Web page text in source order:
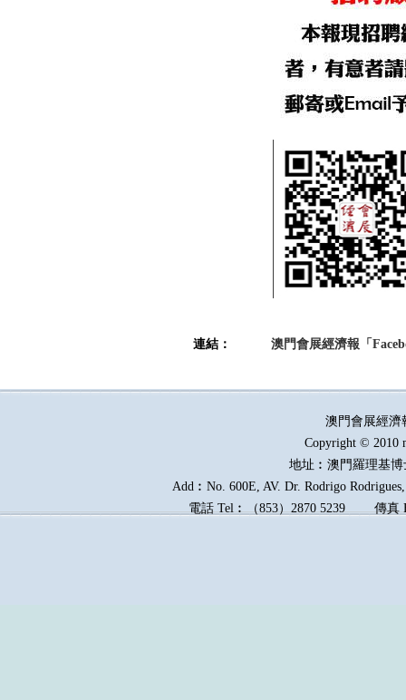
連結： 澳門會展經濟報「
澳門會展經
Copyright © 2010
地址︰澳門羅理基
Add︰No. 600E, AV. Dr. Rodrigo
電話 Tel︰（853）2870 5239傳真